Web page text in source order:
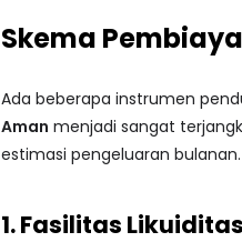
Skema
Ada beberapa instrumen
Aman menjadi sangat
estimasi pengeluaran bulanan.
1. Fasilitas